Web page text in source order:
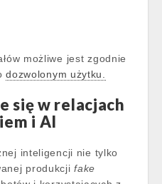
możliwe jest zgodnie
dozwolonym użytku.
się w relacjach
i AI
inteligencji nie tylko
produkcjifake